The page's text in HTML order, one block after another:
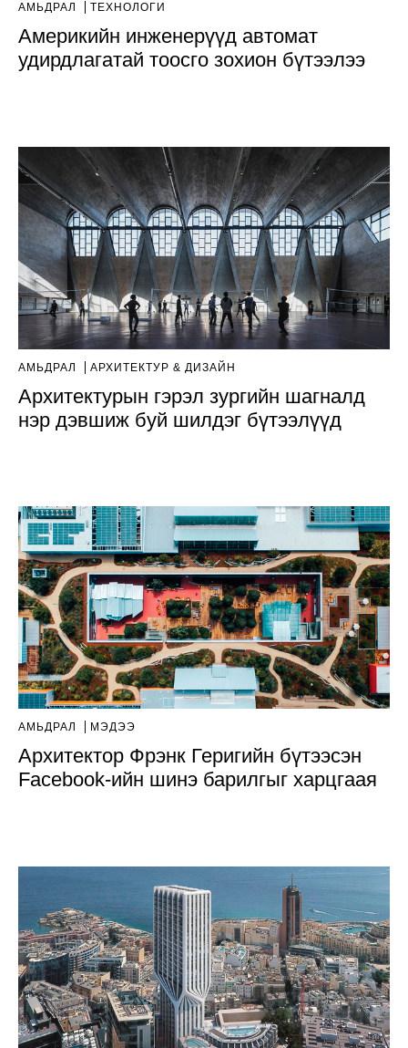
АМЬДРАЛ ТЕХНОЛОГИ
Америкийн инженерүүд автомат
удирдлагатай тоосго зохион бүтээлээ
АМЬДРАЛ AРХИТЕКТУР & ДИЗАЙН
Архитектурын гэрэл зургийн шагналд
нэр дэвшиж буй шилдэг бүтээлүүд
АМЬДРАЛ МЭДЭЭ
Архитектор Фрэнк Геригийн бүтээсэн
Facebook-ийн шинэ барилгыг харцгаая